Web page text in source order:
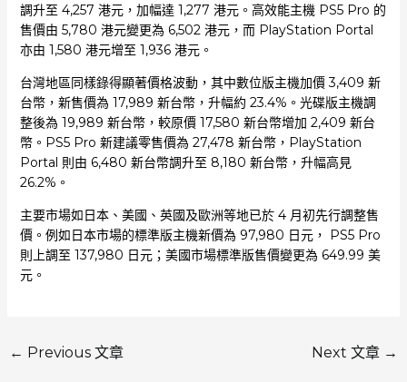
調升至 4,257 港元，加幅達 1,277 港元。高效能主機 PS5 Pro 的
售價由 5,780 港元變更為 6,502 港元，而 PlayStation Portal
亦由 1,580 港元增至 1,936 港元。
台灣地區同樣錄得顯著價格波動，其中數位版主機加價 3,409 新
台幣，新售價為 17,989 新台幣，升幅約 23.4%。光碟版主機調
整後為 19,989 新台幣，較原價 17,580 新台幣增加 2,409 新台
幣。PS5 Pro 新建議零售價為 27,478 新台幣，PlayStation
Portal 則由 6,480 新台幣調升至 8,180 新台幣，升幅高見
26.2%。
主要市場如日本、美國、英國及歐洲等地已於 4 月初先行調整售
價。例如日本市場的標準版主機新價為 97,980 日元， PS5 Pro
則上調至 137,980 日元；美國市場標準版售價變更為 649.99 美
元。
← Previous 文章 Next 文章 →